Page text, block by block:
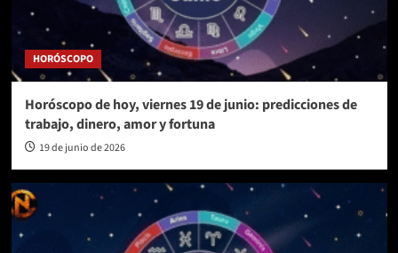
HORÓSCOPO
Horóscopo de hoy, viernes 19 de junio: predicciones de
trabajo, dinero, amor y fortuna
19 de junio de 2026